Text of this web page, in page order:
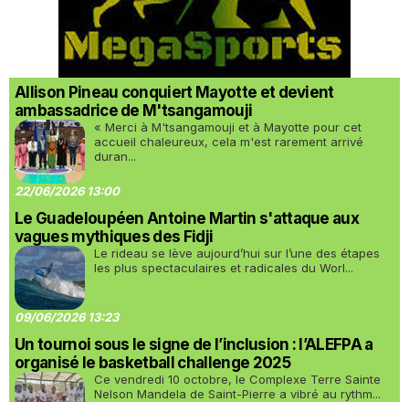
Allison Pineau conquiert Mayotte et devient
ambassadrice de M'tsangamouji
« Merci à M'tsangamouji et à Mayotte pour cet
accueil chaleureux, cela m'est rarement arrivé
duran...
22/06/2026 13:00
Le Guadeloupéen Antoine Martin s'attaque aux
vagues mythiques des Fidji
Le rideau se lève aujourd’hui sur l’une des étapes
les plus spectaculaires et radicales du Worl...
09/06/2026 13:23
Un tournoi sous le signe de l’inclusion : l’ALEFPA a
organisé le basketball challenge 2025
Ce vendredi 10 octobre, le Complexe Terre Sainte
Nelson Mandela de Saint-Pierre a vibré au rythm...